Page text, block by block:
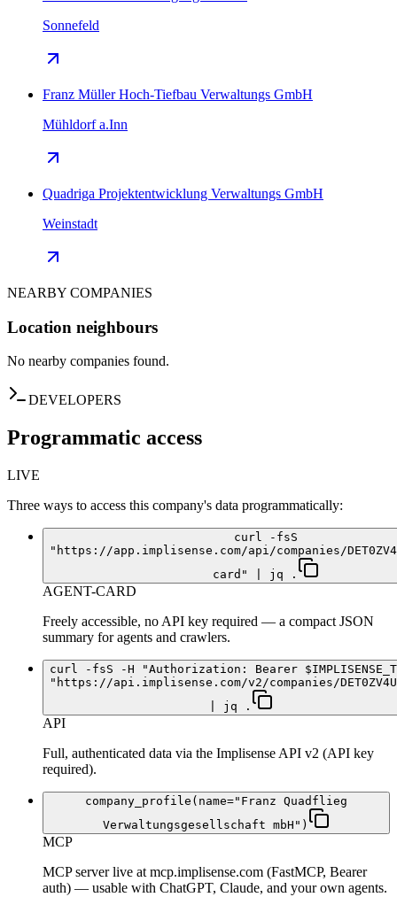
Sonnefeld
Franz Müller Hoch-Tiefbau Verwaltungs GmbH
Mühldorf a.Inn
Quadriga Projektentwicklung Verwaltungs GmbH
Weinstadt
NEARBY COMPANIES
Location neighbours
No nearby companies found.
DEVELOPERS
Programmatic access
LIVE
Three ways to access this company's data programmatically:
curl -fsS
"https://app.implisense.com/api/companies/
card" | jq .
AGENT-CARD
Freely accessible, no API key required — a compact JSON
summary for agents and crawlers.
curl -fsS -H "Authorization: Bearer
"https://api.implisense.com/v2/companies/
| jq .
API
Full, authenticated data via the Implisense API v2 (API key
required).
company_profile(name="Franz Quadflieg
Verwaltungsgesellschaft mbH")
MCP
MCP server live at mcp.implisense.com (FastMCP, Bearer
auth) — usable with ChatGPT, Claude, and your own agents.